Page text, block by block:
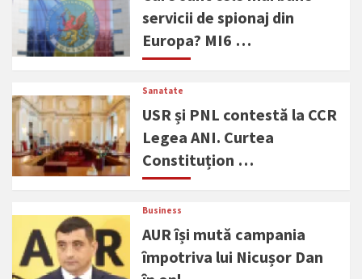
servicii de spionaj din
Europa? MI6 …
Sanatate
USR și PNL contestă la CCR
Legea ANI. Curtea
Constituțion …
Business
AUR își mută campania
împotriva lui Nicușor Dan